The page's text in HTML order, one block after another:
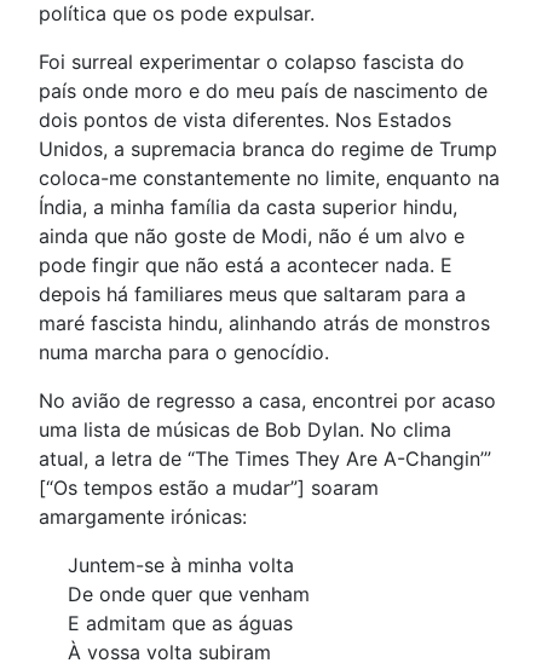
política que os pode expulsar.
Foi surreal experimentar o colapso fascista do
país onde moro e do meu país de nascimento de
dois pontos de vista diferentes. Nos Estados
Unidos, a supremacia branca do regime de Trump
coloca-me constantemente no limite, enquanto na
Índia, a minha família da casta superior hindu,
ainda que não goste de Modi, não é um alvo e
pode fingir que não está a acontecer nada. E
depois há familiares meus que saltaram para a
maré fascista hindu, alinhando atrás de monstros
numa marcha para o genocídio.
No avião de regresso a casa, encontrei por acaso
uma lista de músicas de Bob Dylan. No clima
atual, a letra de “The Times They Are A-Changin’”
[“Os tempos estão a mudar”] soaram
amargamente irónicas:
Juntem-se à minha volta
De onde quer que venham
E admitam que as águas
À vossa volta subiram